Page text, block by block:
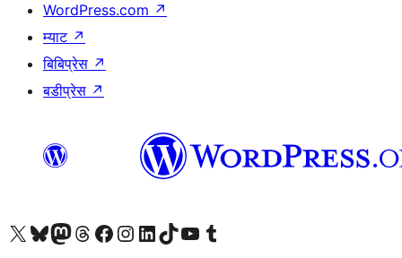
WordPress.com ↗
म्याट ↗
बिबिप्रेस ↗
बडीप्रेस ↗
हाम्रो X (पहिले ट्विटर) खातामा जानुहोस्
हाम्रो Bluesky खाता भ्रमण गर्नुहोस्
हाम्रो म्यास्टोडन खाता भ्रमण गर्नुहोस्
हाम्रो थ्रेड्स खातामा जानुहोस्
हाम्रो फेसबुक पेजमा जानुहोस्
हाम्रो इन्स्टाग्राम खातामा जानुहोस्
हाम्रो लिङ्क्डइन खातामा जानुहोस्
हाम्रो TikTok खाता भ्रमण गर्नुहोस्
हाम्रो युट्युब च्यानलमा जानुहोस्
हाम्रो टम्बलर खाता भ्रमण गर्नुहोस्